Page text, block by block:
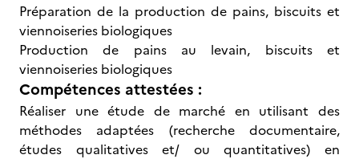
Préparation de la production de pains, biscuits et
viennoiseries biologiques
Production de pains au levain, biscuits et
viennoiseries biologiques
Compétences attestées :
Réaliser une étude de marché en utilisant des
méthodes adaptées (recherche documentaire,
études qualitatives et/ ou quantitatives) en